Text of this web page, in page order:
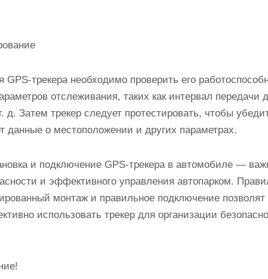
трекера необходимо проверить его
отслеживания, таких как интервал передачи
д. Затем трекер следует протестировать, чтобы
данные о местоположении и других параметрах.
и подключение GPS-трекера в автомобиле —
и эффективного управления автопарком.
монтаж и правильное подключение
использовать трекер для организации